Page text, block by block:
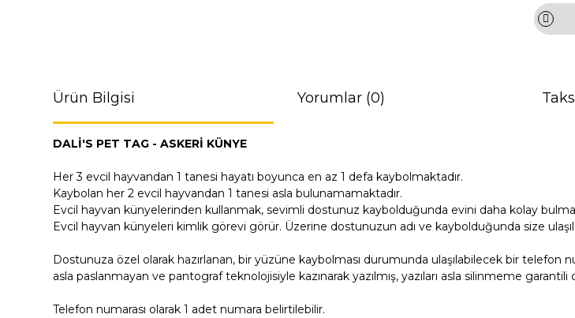
Ürün Bilgisi Yorumlar (0)
DALİ'S PET TAG - ASKERİ KÜNYE
Her 3 evcil hayvandan 1 tanesi hayatı boyunca en az 1 defa kaybolmaktadır.
Kaybolan her 2 evcil hayvandan 1 tanesi asla bulunamamaktadır.
Evcil hayvan künyelerinden kullanmak, sevimli dostunuz kaybolduğunda evini daha kolay
Evcil hayvan künyeleri kimlik görevi görür. Üzerine dostunuzun adı ve kaybolduğunda size
Dostunuza özel olarak hazırlanan, bir yüzüne kaybolması durumunda ulaşılabilecek bir telefon
asla paslanmayan ve pantograf teknolojisiyle kazınarak yazılmış, yazıları asla silinmeme
Telefon numarası olarak 1 adet numara belirtilebilir.